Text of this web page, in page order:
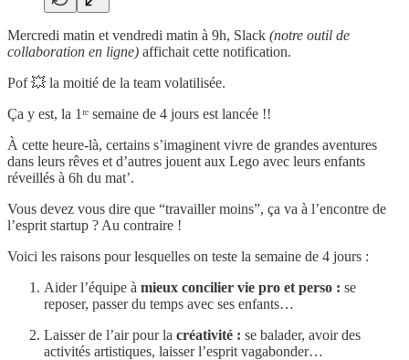
Mercredi matin et vendredi matin à 9h, Slack (notre outil de
collaboration en ligne) affichait cette notification.
Pof 💥 la moitié de la team volatilisée.
Ça y est, la 1ʳᵉ semaine de 4 jours est lancée !!
À cette heure-là, certains s’imaginent vivre de grandes aventures
dans leurs rêves et d’autres jouent aux Lego avec leurs enfants
réveillés à 6h du mat’.
Vous devez vous dire que “travailler moins”, ça va à l’encontre de
l’esprit startup ? Au contraire !
Voici les raisons pour lesquelles on teste la semaine de 4 jours :
Aider l’équipe à mieux concilier vie pro et perso : se
reposer, passer du temps avec ses enfants…
Laisser de l’air pour la créativité : se balader, avoir des
activités artistiques, laisser l’esprit vagabonder…